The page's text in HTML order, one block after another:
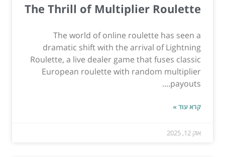
The Thrill of Multiplier Roulette
The world of online roulette has seen a
dramatic shift with the arrival of Lightning
Roulette, a live dealer game that fuses classic
European roulette with random multiplier
payouts....
קרא עוד »
אוק 12, 2025